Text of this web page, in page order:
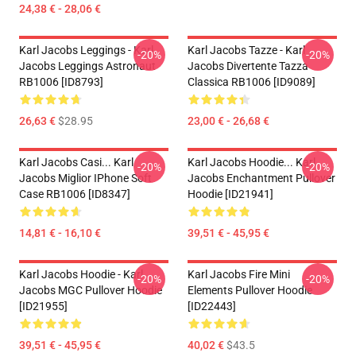
24,38 € - 28,06 €
Karl Jacobs Leggings - Karl
Jacobs Leggings Astronaut
RB1006 [ID8793]
26,63 €$28.95
-20%
Karl Jacobs Tazze - Karl
Jacobs Divertente Tazza
Classica RB1006 [ID9089]
23,00 € - 26,68 €
-20%
Karl Jacobs Casi... Karl
Jacobs Miglior IPhone Soft
Case RB1006 [ID8347]
14,81 € - 16,10 €
-20%
Karl Jacobs Hoodie... Karl
Jacobs Enchantment Pullover
Hoodie [ID21941]
39,51 € - 45,95 €
-20%
Karl Jacobs Hoodie - Karl
Jacobs MGC Pullover Hoodie
[ID21955]
39,51 € - 45,95 €
-20%
Karl Jacobs Fire Mini
Elements Pullover Hoodie
[ID22443]
40,02 €$43.5
-20%